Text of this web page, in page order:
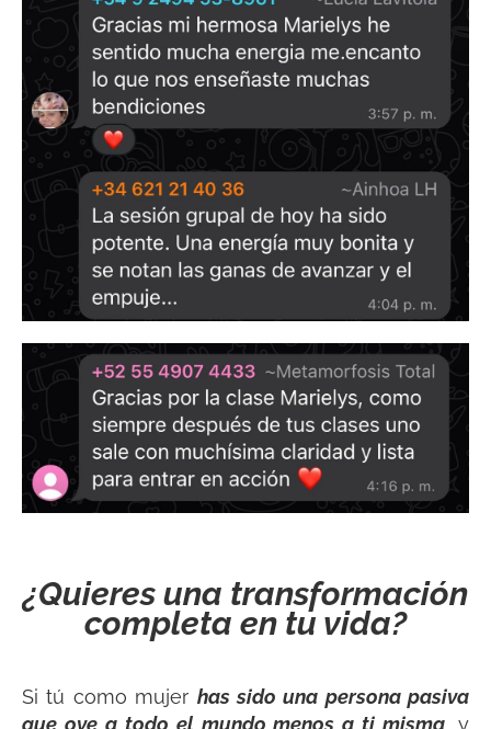
¿Quieres una transformación
completa en tu vida?
Si tú como mujer has sido una persona pasiva
que oye a todo el mundo menos a ti misma , y